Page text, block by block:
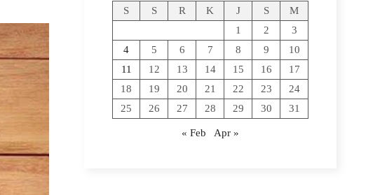
S S R K J S
M
1
2
3
4
5 6 7 8 9
10
11
12 13 14 15 16
17
18
19 20 21 22 23
24
25
26 27 28 29 30 31
« Feb Apr »